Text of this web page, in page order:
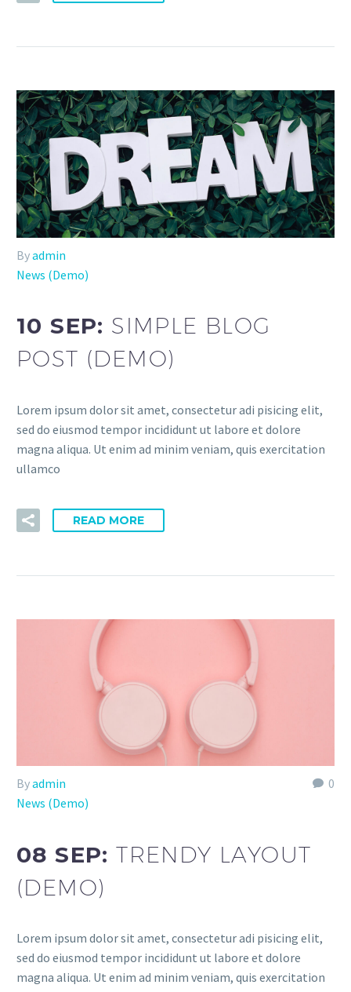
Byadmin
News (Demo)
10 SEP: SIMPLE BLOG
POST (DEMO)
Lorem ipsum dolor sit amet, consectetur adi pisicing elit,
sed do eiusmod tempor incididunt ut labore et dolore
magna aliqua. Ut enim ad minim veniam, quis exercitation
ullamco
READ MORE
0
Byadmin
News (Demo)
08 SEP:TRENDY LAYOUT
(DEMO)
Lorem ipsum dolor sit amet, consectetur adi pisicing elit,
sed do eiusmod tempor incididunt ut labore et dolore
magna aliqua. Ut enim ad minim veniam, quis exercitation